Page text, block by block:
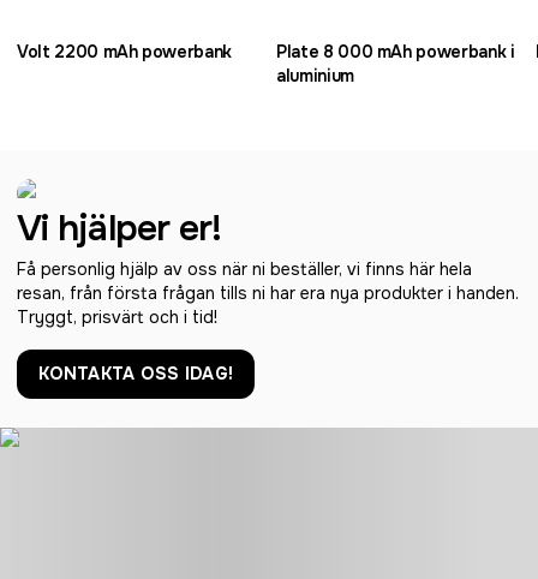
Volt 2200 mAh powerbank
Plate 8 000 mAh powerbank i
aluminium
Vi hjälper er!
Få personlig hjälp av oss när ni beställer, vi finns här hela
resan, från första frågan tills ni har era nya produkter i handen.
Tryggt, prisvärt och i tid!
KONTAKTA OSS IDAG!